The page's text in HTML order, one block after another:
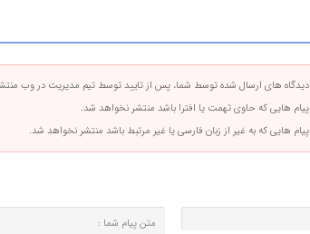
دیدگاه های ارسال شده توسط شما، پس از تایید توسط تیم مدیریت در وب
پیام هایی که حاوی تهمت یا افترا باشد منتشر نخواهد شد.
پیام هایی که به غیر از زبان فارسی یا غیر مرتبط باشد منتشر نخواهد شد.